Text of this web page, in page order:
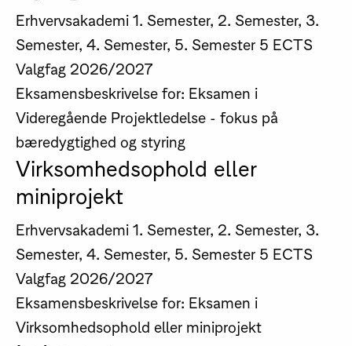
Erhvervsakademi 1. Semester, 2. Semester, 3.
Semester, 4. Semester, 5. Semester 5 ECTS
Valgfag 2026/2027
Eksamensbeskrivelse for: Eksamen i
Videregående Projektledelse - fokus på
bæredygtighed og styring
Virksomhedsophold eller
miniprojekt
Erhvervsakademi 1. Semester, 2. Semester, 3.
Semester, 4. Semester, 5. Semester 5 ECTS
Valgfag 2026/2027
Eksamensbeskrivelse for: Eksamen i
Virksomhedsophold eller miniprojekt